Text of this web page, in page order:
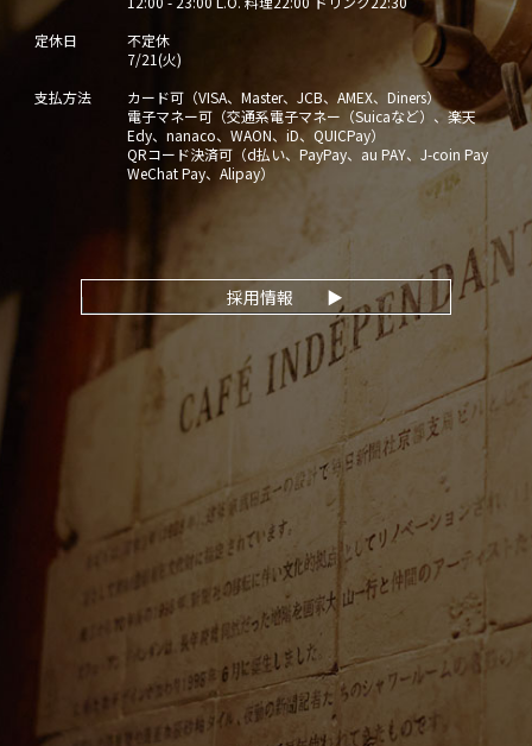
定休日
不定休
7/21(火)
支払方法
カード可（VISA、Master、JCB、AMEX、Diners）
電子マネー可（交通系電子マネー（Suicaなど）、楽天
Edy、nanaco、WAON、iD、QUICPay）
QRコード決済可（d払い、PayPay、au PAY、J-coin Pay
WeChat Pay、Alipay）
採用情報 ▶